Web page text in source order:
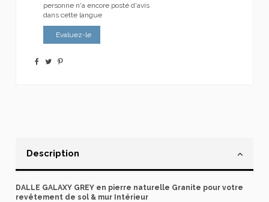
personne n'a encore posté d'avis
dans cette langue
Evaluez-le
Description
DALLE GALAXY GREY en pierre naturelle Granite pour votre
revêtement de sol & mur Intérieur